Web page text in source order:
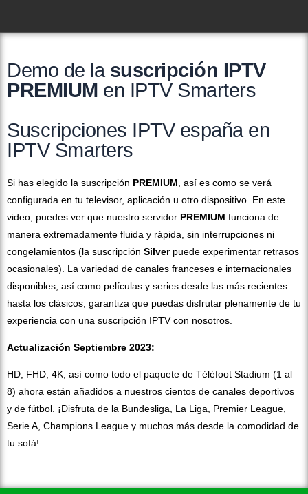
Demo de la suscripción IPTV
PREMIUM en IPTV Smarters
Suscripciones IPTV españa en
IPTV Smarters
Si has elegido la suscripción PREMIUM , así es como se verá
configurada en tu televisor, aplicación u otro dispositivo. En este
video, puedes ver que nuestro servidor PREMIUM funciona de
manera extremadamente fluida y rápida, sin interrupciones ni
congelamientos (la suscripción Silverpuede experimentar retrasos
ocasionales). La variedad de canales franceses e internacionales
disponibles, así como películas y series desde las más recientes
hasta los clásicos, garantiza que puedas disfrutar plenamente de tu
experiencia con una suscripción IPTV con nosotros.
Actualización Septiembre 2023:
HD, FHD, 4K, así como todo el paquete de Téléfoot Stadium (1 al
8) ahora están añadidos a nuestros cientos de canales deportivos
y de fútbol. ¡Disfruta de la Bundesliga, La Liga, Premier League,
Serie A, Champions League y muchos más desde la comodidad de
tu sofá!